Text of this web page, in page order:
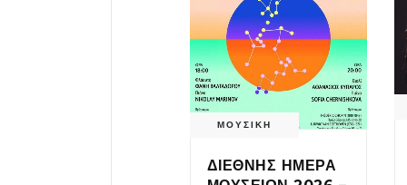
ΜΟΥΣΙΚΗ
ΔΙΕΘΝΗΣ ΗΜΕΡΑ